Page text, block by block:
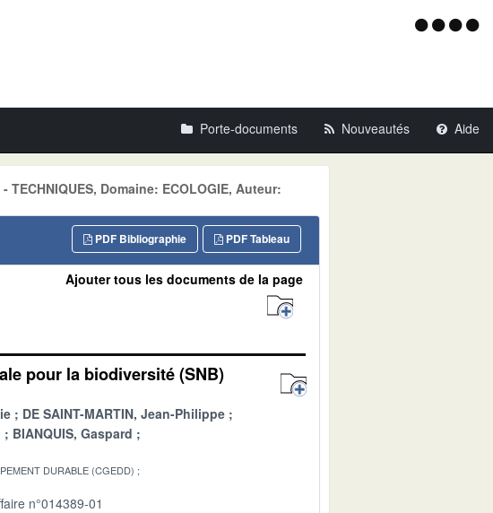
Menu
Porte-documents Nouveautés Aide
Domaine: ECOLOGIE, Auteur:
PDF Tableau
PDF Bibliographie
Ajouter tous les documents de la page
pour la biodiversité (SNB)
DE SAINT-MARTIN, Jean-Philippe
BIANQUIS, Gaspard
DURABLE (CGEDD)
n°014389-01